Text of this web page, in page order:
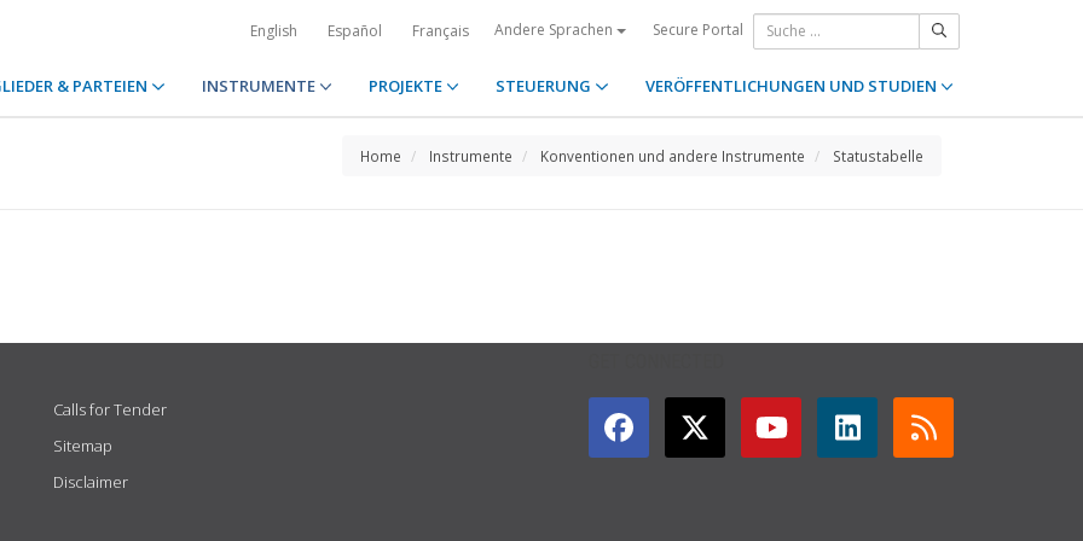
English Español Français Andere Sprachen Secure Portal
& PARTEIEN INSTRUMENTE PROJEKTE STEUERUNG VERÖFFENTLICHUNGEN UND STUDIEN
Home Instrumente Konventionen und andere Instrumente Statustabelle
Calls for Tender
Sitemap
Disclaimer